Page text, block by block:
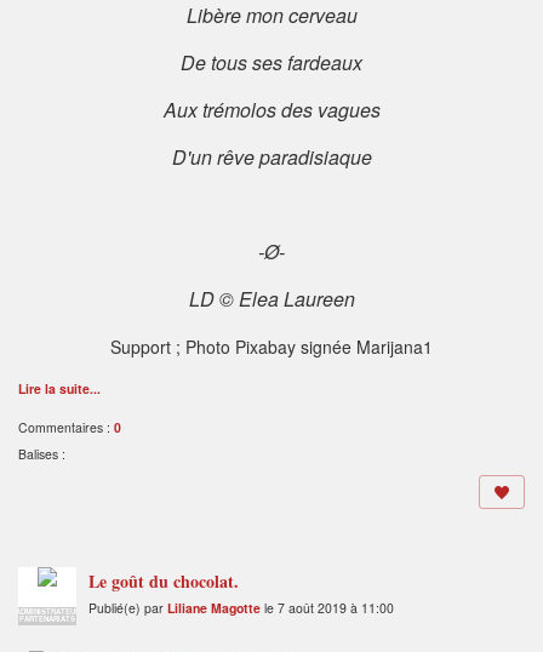
Libère mon cerveau
De tous ses fardeaux
Aux trémolos des vagues
D'un rêve paradisiaque
-Ø-
LD © Elea Laureen
Support ; Photo Pixabay signée Marijana1
Lire la suite...
Commentaires : 0
Balises :
ADMINISTRATEUR
PARTENARIATS
Le goût du chocolat.
Publié(e) par Liliane Magotte le 7 août 2019 à 11:00